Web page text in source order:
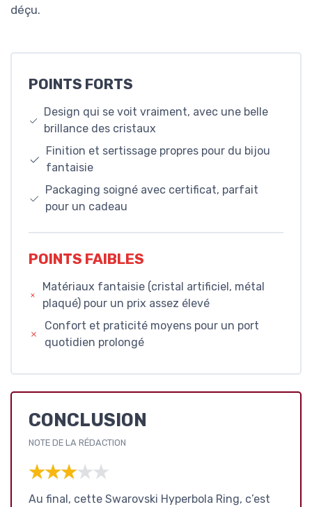
déçu.
POINTS FORTS
Design qui se voit vraiment, avec une belle
brillance des cristaux
Finition et sertissage propres pour du bijou
fantaisie
Packaging soigné avec certificat, parfait
pour un cadeau
POINTS FAIBLES
Matériaux fantaisie (cristal artificiel, métal
plaqué) pour un prix assez élevé
Confort et praticité moyens pour un port
quotidien prolongé
CONCLUSION
NOTE DE LA RÉDACTION
★★★★★
★★★★★
Au final, cette Swarovski Hyperbola Ring, c’est